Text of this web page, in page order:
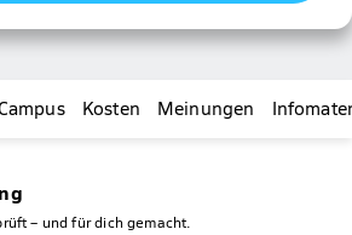
Kosten Meinungen
– und für dich gemacht.